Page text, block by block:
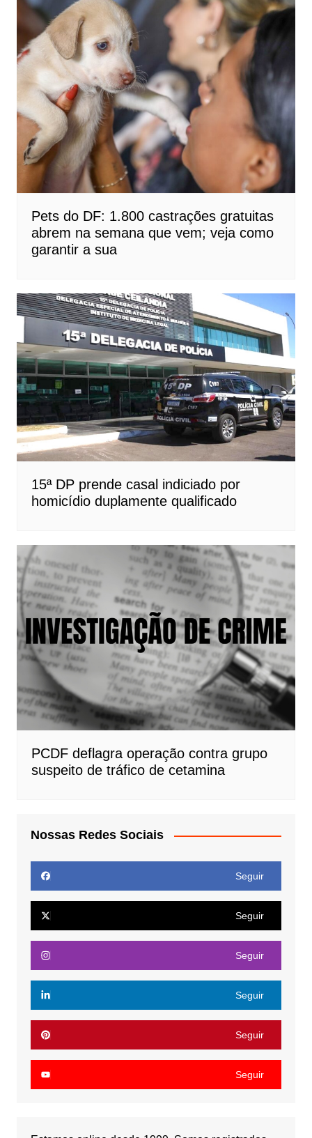
Pets do DF: 1.800 castrações gratuitas
abrem na semana que vem; veja como
garantir a sua
15ª DP prende casal indiciado por
homicídio duplamente qualificado
PCDF deflagra operação contra grupo
suspeito de tráfico de cetamina
Nossas Redes Sociais
Seguir
Seguir
Seguir
Seguir
Seguir
Seguir